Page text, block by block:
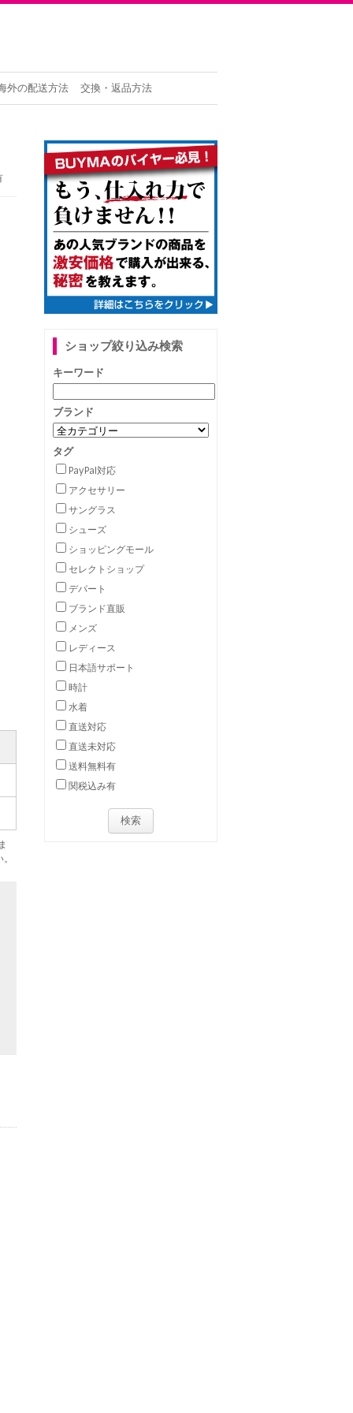
外の配送方法 交換・返品方法
ショップ絞り込み検索
キーワード
ブランド
タグ
PayPal対応
アクセサリー
サングラス
シューズ
ショッピングモール
セレクトショップ
デパート
ブランド直販
メンズ
レディース
日本語サポート
時計
水着
直送対応
直送未対応
送料無料有
関税込み有